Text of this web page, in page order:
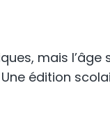
mais
édition